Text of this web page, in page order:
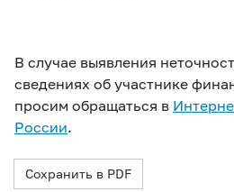
В случае выявления
сведениях об участнике
просим обращаться в
России.
Сохранить в PDF